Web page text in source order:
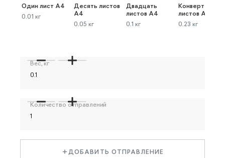
Один лист А4
0.01 кг
Десять листов
А4
0.05 кг
Двадцать
листов А4
0.1 кг
Конверт до 40
листов А4
0.23 кг
Вес, кг
Количество отправлений
ДОБАВИТЬ ОТПРАВЛЕНИЕ